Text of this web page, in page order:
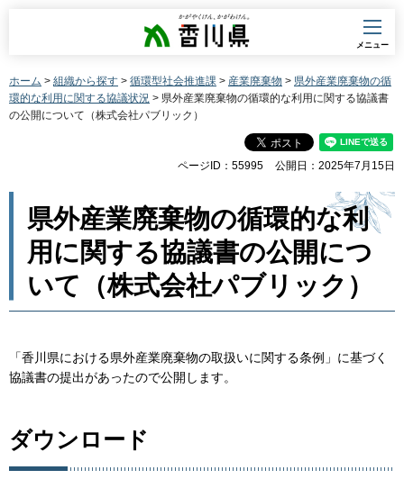
香川県
メニュー
ホーム > 組織から探す > 循環型社会推進課 > 産業廃棄物 > 県外産業廃棄物の循
環的な利用に関する協議状況 > 県外産業廃棄物の循環的な利用に関する協議書
の公開について（株式会社パブリック）
ページID：55995 公開日：2025年7月15日
県外産業廃棄物の循環的な利
用に関する協議書の公開につ
いて（株式会社パブリック）
「香川県における県外産業廃棄物の取扱いに関する条例」に基づく
協議書の提出があったので公開します。
ダウンロード